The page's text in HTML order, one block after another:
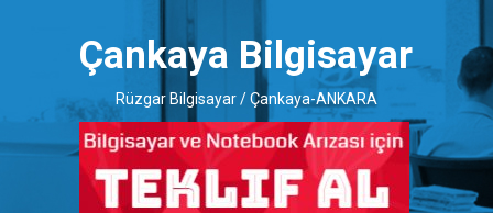
Çankaya Bilgisayar
Rüzgar Bilgisayar / Çankaya-ANKARA